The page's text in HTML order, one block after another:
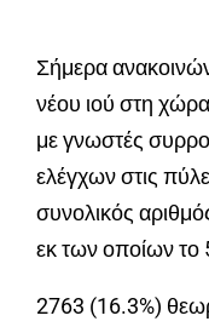
Σήμερα
νέου ιού στη
με γνωστές
ελέγχων στις
συνολικός
εκ των οποίων το
2763 (16.3%)